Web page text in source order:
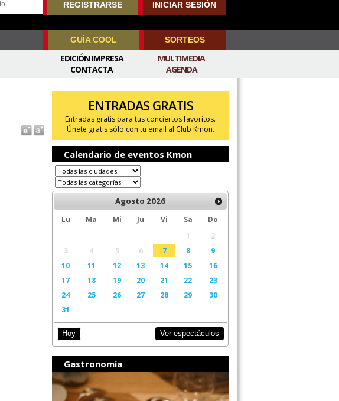
REGISTRARSE INICIAR SESIÓN
GUÍA COOL SORTEOS
MULTIMEDIA
AGENDA
EDICIÓN IMPRESA
CONTACTA
ENTRADAS GRATIS
Entradas gratis para tus conciertos favoritos.
Únete gratis sólo con tu email al Club Kmon.
Calendario de eventos Kmon
Agosto 2026
Lu Ma Mi Ju Vi Sa
Do
1
2
3
4 5 6 7 8
9
10
11 12 13 14 15
16
17
18 19 20 21 22
23
24
25 26 27 28 29
30
31
Hoy Ver espectáculos
Gastronomía